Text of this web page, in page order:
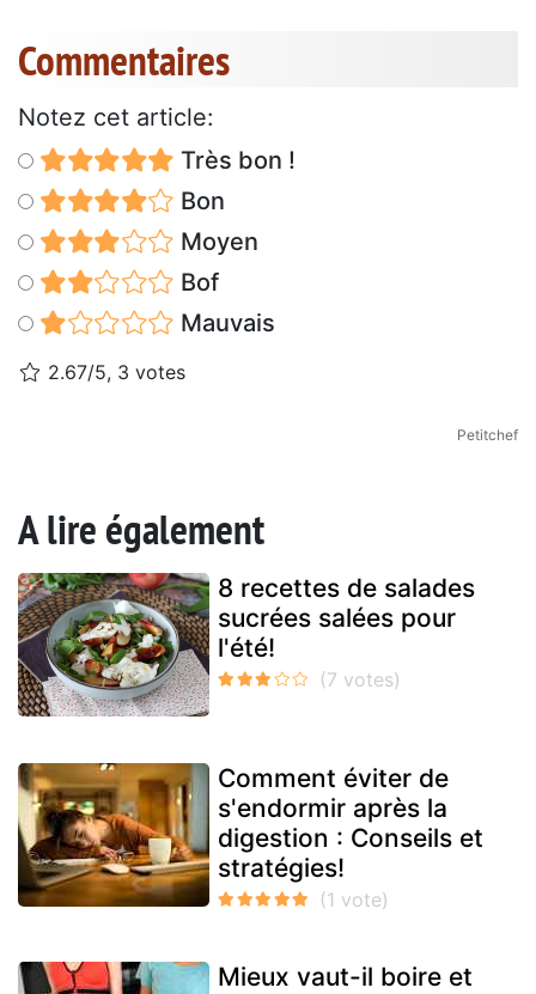
Commentaires
Notez cet article:
Très bon !
Bon
Moyen
Bof
Mauvais
2.67/5, 3 votes
Petitchef
A lire également
8 recettes de salades
sucrées salées pour
l'été!
Comment éviter de
s'endormir après la
digestion : Conseils et
stratégies!
Mieux vaut-il boire et